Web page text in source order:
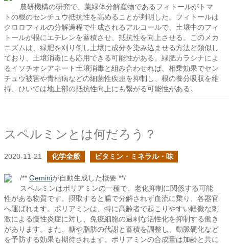
農研機構の研究で、葉緑体分解産物であるフィトールがトマ
トの根のセンチュウ抵抗性を高めることが判明した。フィトールは
クロロフィルの分解過程で生成されるアルコールで、土壌中のフィ
トールが根にエチレンを蓄積させ、抵抗性を向上させる。このメカ
ニズムは、緑肥を刈り倒し土壌に成分を染み込ませる方法と類似し
ており、土壌消毒にも応用できる可能性がある。緑肥カラシナによ
るイソチオシアネート土壌消毒と組み合わせれば、相乗効果でセン
チュウ被害や青枯病などの細菌性疾患を抑制し、根の養分吸収を維
持、ひいては地上部の抵抗性向上にも繋がる可能性がある。
スペルミンとは何だろう？
2020-11-21 化学全般 ビタミン・ミネラル・味
/** Geminiが自動生成した概要 **/
スペルミンはポリアミンの一種で、老化抑制に関係する可能
性がある物質です。摂取すると腸で分解されず血流に乗り、各器官
へ運ばれます。ポリアミンは、特に高齢者で起こりやすい軽微な刺
激による慢性炎症に対し、免疫細胞の過剰な活性化を抑制する働き
があります。また、糖や脂肪の代謝と蓄積を調整し、動脈硬化など
を予防する効果も期待されます。ポリアミンの合成量は加齢と共に